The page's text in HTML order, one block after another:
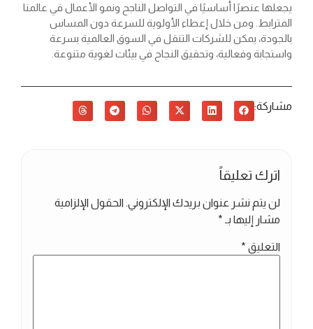
يجعلها عنصرًا أساسيًا في التواصل الناجح ونمو الأعمال في عالمنا
المترابط. ومن خلال إعطاء الأولوية للسرعة دون المساس
بالجودة، يمكن للشركات التنقل في السوق العالمية بسرعة
واستجابة وفعالية، وتحقيق النجاح في بيئات لغوية متنوعة.
مشاركة:
اترك تعليقاً
لن يتم نشر عنوان بريدك الإلكتروني. الحقول الإلزامية
مشار إليها بـ *
التعليق *